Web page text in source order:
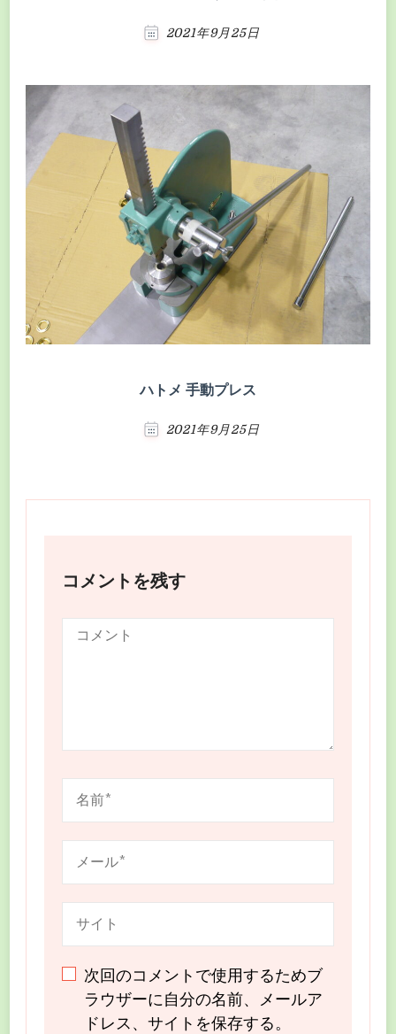
2021年9月25日
ハトメ 手動プレス
2021年9月25日
コメントを残す
次回のコメントで使用するためブ
ラウザーに自分の名前、メールア
ドレス、サイトを保存する。